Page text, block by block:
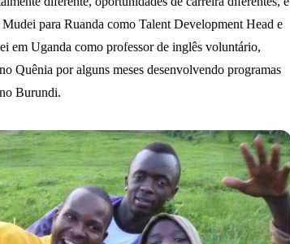
para Ruanda como Talent Development Head e
em Uganda como professor de inglês voluntário,
Quênia por alguns meses desenvolvendo programas
Burundi.